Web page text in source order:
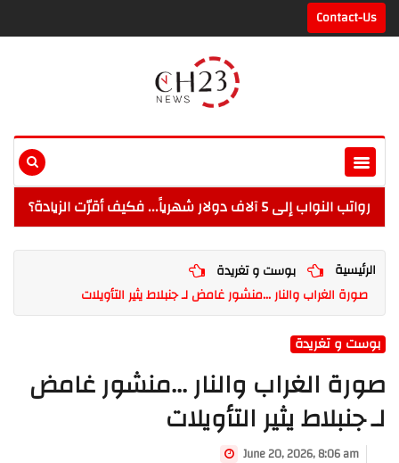
Contact-Us
رواتب النواب إلى 5 آلاف دولار شهرياً... فكيف أقرّت الزيادة؟
الرئيسية
بوست و تغريدة
صورة الغراب والنار ...منشور غامض لـ جنبلاط يثير التأويلات
بوست و تغريدة
صورة الغراب والنار ...منشور غامض
لـ جنبلاط يثير التأويلات
June 20, 2026, 8:06 am